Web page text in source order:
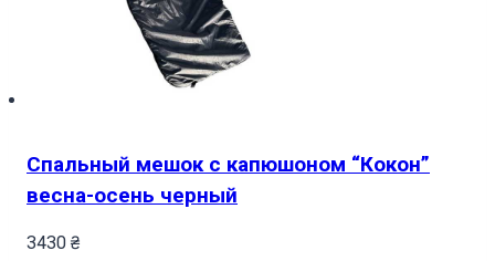
Спальный мешок с капюшоном “Кокон”
весна-осень черный
3430 ₴